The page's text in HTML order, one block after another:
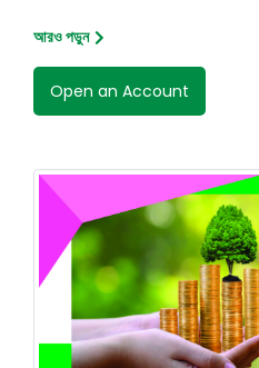
আরও পড়ুন
Open an Account